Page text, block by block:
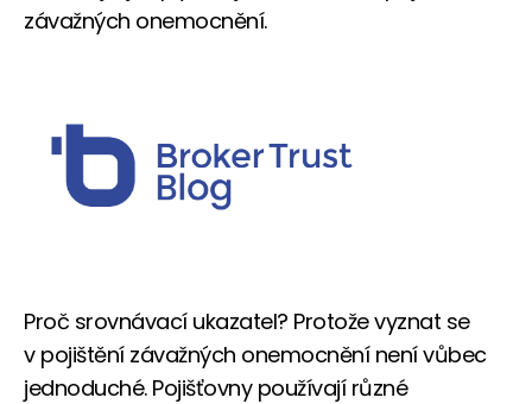
závažných onemocnění.
Proč srovnávací ukazatel? Protože vyznat se
v pojištění závažných onemocnění není vůbec
jednoduché. Pojišťovny používají různé